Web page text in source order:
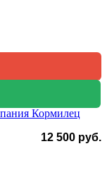
12 500 руб.